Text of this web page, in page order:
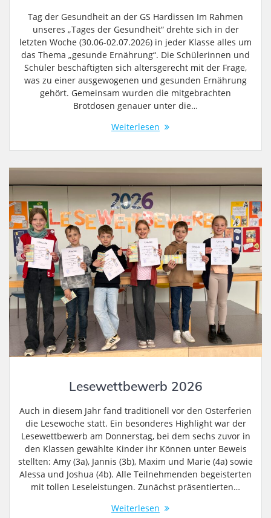
Tag der Gesundheit an der GS Hardissen Im Rahmen
unseres „Tages der Gesundheit“ drehte sich in der
letzten Woche (30.06-02.07.2026) in jeder Klasse alles um
das Thema „gesunde Ernährung“. Die Schülerinnen und
Schüler beschäftigten sich altersgerecht mit der Frage,
was zu einer ausgewogenen und gesunden Ernährung
gehört. Gemeinsam wurden die mitgebrachten
Brotdosen genauer unter die…
Weiterlesen
Lesewettbewerb 2026
Auch in diesem Jahr fand traditionell vor den Osterferien
die Lesewoche statt. Ein besonderes Highlight war der
Lesewettbewerb am Donnerstag, bei dem sechs zuvor in
den Klassen gewählte Kinder ihr Können unter Beweis
stellten: Amy (3a), Jannis (3b), Maxim und Marie (4a) sowie
Alessa und Joshua (4b). Alle Teilnehmenden begeisterten
mit tollen Leseleistungen. Zunächst präsentierten…
Weiterlesen